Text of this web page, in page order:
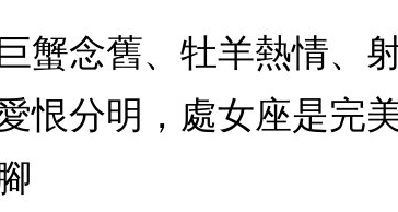
蟹念舊、牡羊熱情、
恨分明，處女座是完